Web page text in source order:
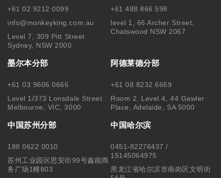
+61 02 9212 0099
info@monkeyking.com.au
Level 7, 309 Pitt Street
Sydney, NSW 2000
+61 488 866 598
level 1, 66 Archer Street,
Chatswood NSW 2067
墨尔本分部
+61 03 9606 0666
Level 1/373 Lonsdale Street
Melbourne, VIC, 3000
阿德莱德分部
+61 08 8232 6669
Room 2, Level 4, 44 Gawler
Place, Adelaide, SA 5000
中国苏州分部
188 0622 0010
苏州工业园区思安街99号鑫能商
务广场1幢803
中国哈尔滨
0451-82276437 /
15145064975
黑龙江省哈尔滨市南岗区文明街